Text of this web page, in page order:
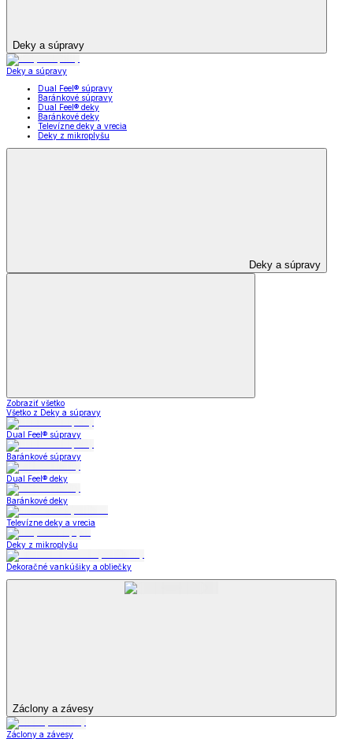
Deky a súpravy
Deky a súpravy
Dual Feel® súpravy
Baránkové súpravy
Dual Feel® deky
Baránkové deky
Televízne deky a vrecia
Deky z mikroplyšu
Deky a súpravy
Zobraziť všetko
Všetko z Deky a súpravy
Dual Feel® súpravy
Baránkové súpravy
Dual Feel® deky
Baránkové deky
Televízne deky a vrecia
Deky z mikroplyšu
Dekoračné vankúšiky a obliečky
Záclony a závesy
Záclony a závesy